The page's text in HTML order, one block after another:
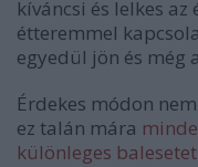
kíváncsi és lelkes
étteremmel
egyedül jön és még
Érdekes módon
ez talán mára
különleges